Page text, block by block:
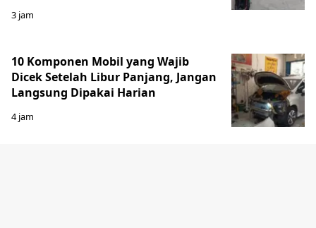
3 jam
10 Komponen Mobil yang Wajib
Dicek Setelah Libur Panjang, Jangan
Langsung Dipakai Harian
4 jam